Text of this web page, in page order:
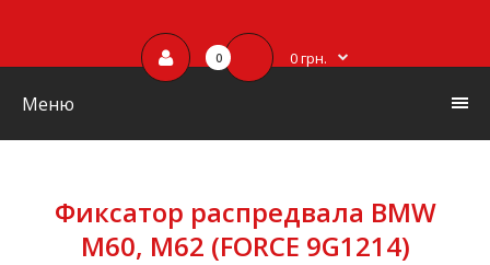
0 0 грн.
Меню
Фиксатор распредвала BMW
М60, М62 (FORCE 9G1214)